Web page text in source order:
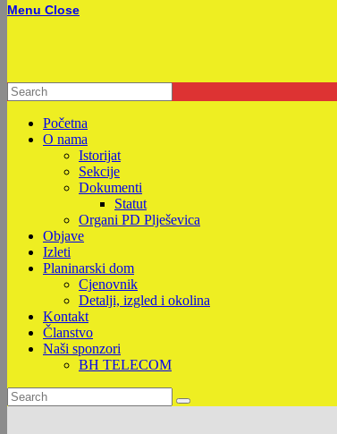
Menu Close
Početna
O nama
Istorijat
Sekcije
Dokumenti
Statut
Organi PD Plješevica
Objave
Izleti
Planinarski dom
Cjenovnik
Detalji, izgled i okolina
Kontakt
Članstvo
Naši sponzori
BH TELECOM